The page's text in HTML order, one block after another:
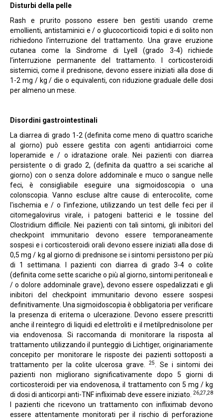
Disturbi della pelle
Rash e prurito possono essere ben gestiti usando creme
emollienti, antistaminici e / o glucocorticoidi topici e di solito non
richiedono l'interruzione del trattamento. Una grave eruzione
cutanea come la Sindrome di Lyell (grado 3-4) richiede
l’interruzione permanente del trattamento. I corticosteroidi
sistemici, come il prednisone, devono essere iniziati alla dose di
1-2 mg / kg / die o equivalenti, con riduzione graduale delle dosi
per almeno un mese.
Disordini gastrointestinali
La diarrea di grado 1-2 (definita come meno di quattro scariche
al giorno) può essere gestita con agenti antidiarroici come
loperamide e / o idratazione orale. Nei pazienti con diarrea
persistente o di grado 2, (definita da quattro a sei scariche al
giorno) con o senza dolore addominale e muco o sangue nelle
feci, è consigliabile eseguire una sigmoidoscopia o una
colonscopia. Vanno escluse altre cause di enterocolite, come
l'ischemia e / o l'infezione, utilizzando un test delle feci per il
citomegalovirus virale, i patogeni batterici e le tossine del
Clostridium difficile. Nei pazienti con tali sintomi, gli inibitori del
checkpoint immunitario devono essere temporaneamente
sospesi e i corticosteroidi orali devono essere iniziati alla dose di
0,5 mg / kg al giorno di prednisone se i sintomi persistono per più
di 1 settimana. I pazienti con diarrea di grado 3-4 o colite
(definita come sette scariche o più al giorno, sintomi peritoneali e
/ o dolore addominale grave), devono essere ospedalizzati e gli
inibitori del checkpoint immunitario devono essere sospesi
definitivamente. Una sigmoidoscopia è obbligatoria per verificare
la presenza di eritema o ulcerazione. Devono essere prescritti
anche il reintegro di liquidi ed elettroliti e il metilprednisolone per
via endovenosa. Si raccomanda di monitorare la risposta al
trattamento utilizzando il punteggio di Lichtiger, originariamente
concepito per monitorare le risposte dei pazienti sottoposti a
trattamento per la colite ulcerosa grave.
25. Se i sintomi dei
pazienti non migliorano significativamente dopo 5 giorni di
corticosteroidi per via endovenosa, il trattamento con 5 mg / kg
di dosi di anticorpi anti-TNF infliximab deve essere iniziato. 26,27,28
I pazienti che ricevono un trattamento con infliximab devono
essere attentamente monitorati per il rischio di perforazione